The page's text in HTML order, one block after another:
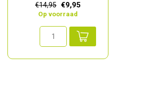
Razor is ...
€14,95 €9,95
Op voorraad